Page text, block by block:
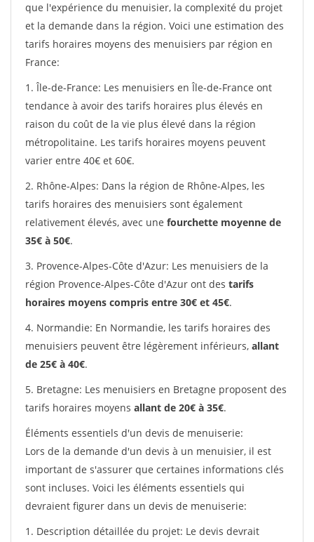
que l'expérience du menuisier, la complexité du projet
et la demande dans la région. Voici une estimation des
tarifs horaires moyens des menuisiers par région en
France:
1. Île-de-France: Les menuisiers en Île-de-France ont
tendance à avoir des tarifs horaires plus élevés en
raison du coût de la vie plus élevé dans la région
métropolitaine. Les tarifs horaires moyens peuvent
varier entre 40€ et 60€.
2. Rhône-Alpes: Dans la région de Rhône-Alpes, les
tarifs horaires des menuisiers sont également
relativement élevés, avec une fourchette moyenne de
35€ à 50€.
3. Provence-Alpes-Côte d'Azur: Les menuisiers de la
région Provence-Alpes-Côte d'Azur ont des tarifs
horaires moyens compris entre 30€ et 45€.
4. Normandie: En Normandie, les tarifs horaires des
menuisiers peuvent être légèrement inférieurs, allant
de 25€ à 40€.
5. Bretagne: Les menuisiers en Bretagne proposent des
tarifs horaires moyens allant de 20€ à 35€.
Éléments essentiels d'un devis de menuiserie:
Lors de la demande d'un devis à un menuisier, il est
important de s'assurer que certaines informations clés
sont incluses. Voici les éléments essentiels qui
devraient figurer dans un devis de menuiserie:
1. Description détaillée du projet: Le devis devrait